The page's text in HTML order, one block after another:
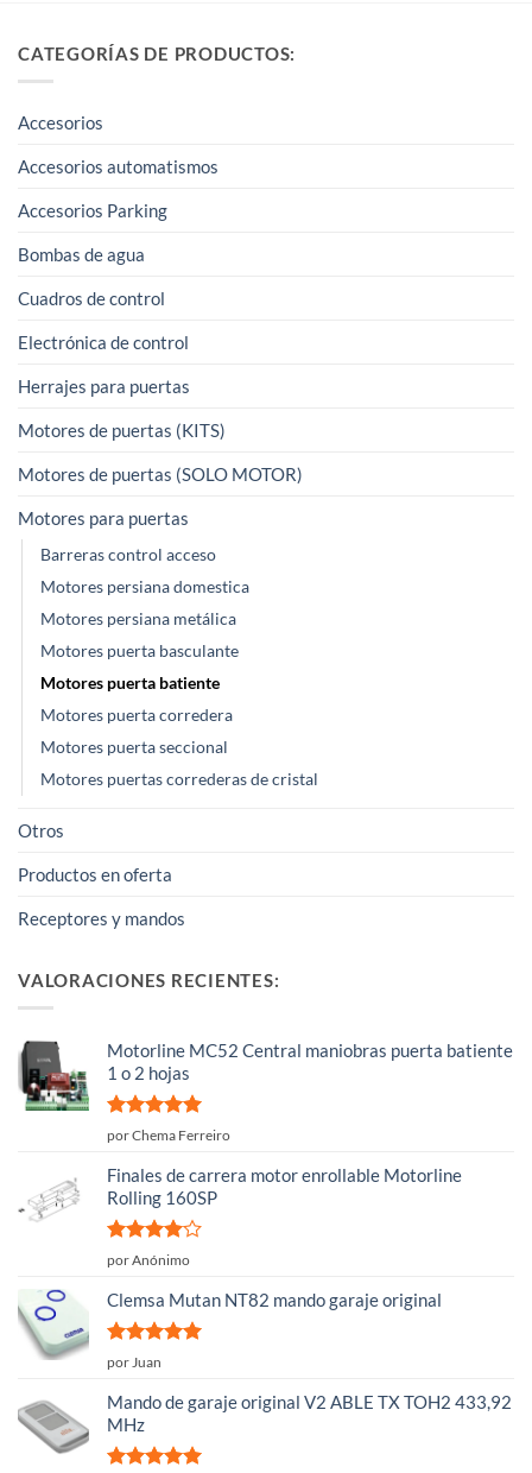
CATEGORÍAS DE PRODUCTOS:
Accesorios
Accesorios automatismos
Accesorios Parking
Bombas de agua
Cuadros de control
Electrónica de control
Herrajes para puertas
Motores de puertas (KITS)
Motores de puertas (SOLO MOTOR)
Motores para puertas
Barreras control acceso
Motores persiana domestica
Motores persiana metálica
Motores puerta basculante
Motores puerta batiente
Motores puerta corredera
Motores puerta seccional
Motores puertas correderas de cristal
Otros
Productos en oferta
Receptores y mandos
VALORACIONES RECIENTES:
Motorline MC52 Central maniobras puerta batiente
1 o 2 hojas
Valorado
por Chema Ferreiro
Finales de carrera motor enrollable Motorline
Rolling 160SP
Valorado
5
por Anónimo
Clemsa Mutan NT82 mando garaje original
Valorado
por Juan
Mando de garaje original V2 ABLE TX TOH2 433,92
MHz